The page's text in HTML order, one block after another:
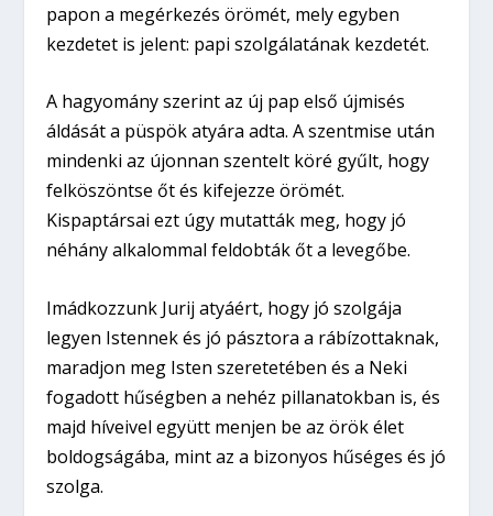
papon a megérkezés örömét, mely egyben
kezdetet is jelent: papi szolgálatának kezdetét.
A hagyomány szerint az új pap első újmisés
áldását a püspök atyára adta. A szentmise után
mindenki az újonnan szentelt köré gyűlt, hogy
felköszöntse őt és kifejezze örömét.
Kispaptársai ezt úgy mutatták meg, hogy jó
néhány alkalommal feldobták őt a levegőbe.
Imádkozzunk Jurij atyáért, hogy jó szolgája
legyen Istennek és jó pásztora a rábízottaknak,
maradjon meg Isten szeretetében és a Neki
fogadott hűségben a nehéz pillanatokban is, és
majd híveivel együtt menjen be az örök élet
boldogságába, mint az a bizonyos hűséges és jó
szolga.